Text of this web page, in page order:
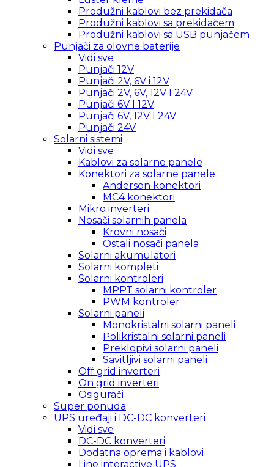
Produžni kablovi bez prekidača
Produžni kablovi sa prekidačem
Produžni kablovi sa USB punjačem
Punjači za olovne baterije
Vidi sve
Punjači 12V
Punjači 2V, 6V i 12V
Punjači 2V, 6V, 12V I 24V
Punjači 6V I 12V
Punjači 6V, 12V I 24V
Punjači 24V
Solarni sistemi
Vidi sve
Kablovi za solarne panele
Konektori za solarne panele
Anderson konektori
MC4 konektori
Mikro inverteri
Nosači solarnih panela
Krovni nosači
Ostali nosači panela
Solarni akumulatori
Solarni kompleti
Solarni kontroleri
MPPT solarni kontroler
PWM kontroler
Solarni paneli
Monokristalni solarni paneli
Polikristalni solarni paneli
Preklopivi solarni paneli
Savitljivi solarni paneli
Off grid inverteri
On grid inverteri
Osigurači
Super ponuda
UPS uređaji i DC-DC konverteri
Vidi sve
DC-DC konverteri
Dodatna oprema i kablovi
Line interactive UPS